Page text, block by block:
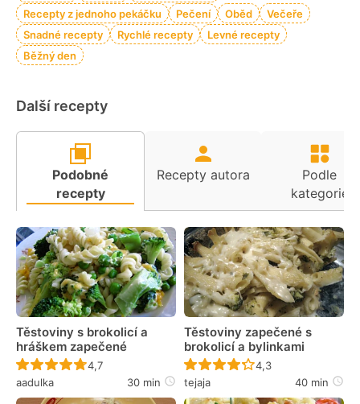
Recepty z jednoho pekáčku
Pečení Oběd
Večeře
Snadné recepty
Rychlé recepty
Levné recepty
Běžný den
Další recepty
Podobné
recepty
Recepty autora
Podle
kategorie
Těstoviny s brokolicí a
hráškem zapečené
Recept ještě nebyl hodnocen
4,7
aadulka
30 min
Těstoviny zapečené s
brokolicí a bylinkami
Recept ještě nebyl
4,3
tejaja
40 min